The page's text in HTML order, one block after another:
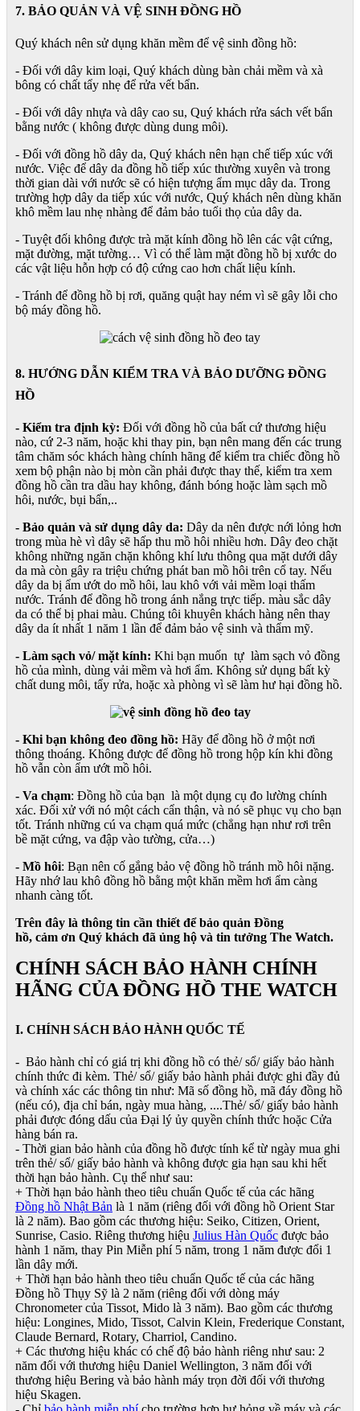
7. BẢO QUẢN VÀ VỆ SINH ĐỒNG HỒ
Quý khách nên sử dụng khăn mềm để vệ sinh đồng hồ:
- Đối với dây kim loại, Quý khách dùng bàn chải mềm và xà
bông có chất tẩy nhẹ để rửa vết bẩn.
- Đối với dây nhựa và dây cao su, Quý khách rửa sách vết bẩn
bằng nước ( không được dùng dung môi).
- Đối với đồng hồ dây da, Quý khách nên hạn chế tiếp xúc với
nước. Việc để dây da đồng hồ tiếp xúc thường xuyên và trong
thời gian dài với nước sẽ có hiện tượng ẩm mục dây da. Trong
trường hợp dây da tiếp xúc với nước, Quý khách nên dùng khăn
khô mềm lau nhẹ nhàng để đảm bảo tuổi thọ của dây da.
- Tuyệt đối không được trà mặt kính đồng hồ lên các vật cứng,
mặt đường, mặt tường… Vì có thể làm mặt đồng hồ bị xước do
các vật liệu hỗn hợp có độ cứng cao hơn chất liệu kính.
- Tránh để đồng hồ bị rơi, quăng quật hay ném vì sẽ gây lỗi cho
bộ máy đồng hồ.
8. HƯỚNG DẪN KIỂM TRA VÀ BẢO DƯỠNG ĐỒNG
HỒ
- Kiểm tra định kỳ: Đối với đồng hồ của bất cứ thương hiệu
nào, cứ 2-3 năm, hoặc khi thay pin, bạn nên mang đến các trung
tâm chăm sóc khách hàng chính hãng để kiểm tra chiếc đồng hồ
xem bộ phận nào bị mòn cần phải được thay thế, kiểm tra xem
đồng hồ cần tra dầu hay không, đánh bóng hoặc làm sạch mồ
hôi, nước, bụi bẩn,..
- Bảo quản và sử dụng dây da: Dây da nên được nới lỏng hơn
trong mùa hè vì dây sẽ hấp thu mồ hôi nhiều hơn. Dây đeo chặt
không những ngăn chặn không khí lưu thông qua mặt dưới dây
da mà còn gây ra triệu chứng phát ban mồ hôi trên cổ tay. Nếu
dây da bị ẩm ướt do mồ hôi, lau khô với vải mềm loại thấm
nước. Tránh để đồng hồ trong ánh nắng trực tiếp. màu sắc dây
da có thể bị phai màu. Chúng tôi khuyên khách hàng nên thay
dây da ít nhất 1 năm 1 lần để đảm bảo vệ sinh và thẩm mỹ.
- Làm sạch vỏ/ mặt kính: Khi bạn muốn tự làm sạch vỏ đồng
hồ của mình, dùng vải mềm và hơi ẩm. Không sử dụng bất kỳ
chất dung môi, tẩy rửa, hoặc xà phòng vì sẽ làm hư hại đồng hồ.
- Khi bạn không đeo đồng hồ: Hãy để đồng hồ ở một nơi
thông thoáng. Không được để đồng hồ trong hộp kín khi đồng
hồ vẫn còn ẩm ướt mồ hôi.
- Va chạm: Đồng hồ của bạn là một dụng cụ đo lường chính
xác. Đối xử với nó một cách cẩn thận, và nó sẽ phục vụ cho bạn
tốt. Tránh những cú va chạm quá mức (chẳng hạn như rơi trên
bề mặt cứng, va đập vào tường, cửa…)
- Mồ hôi: Bạn nên cố gắng bảo vệ đồng hồ tránh mồ hôi nặng.
Hãy nhớ lau khô đồng hồ bằng một khăn mềm hơi ẩm càng
nhanh càng tốt.
Trên đây là thông tin cần thiết để bảo quản Đồng
hồ, cảm ơn Quý khách đã ủng hộ và tin tưởng The Watch.
CHÍNH SÁCH BẢO HÀNH CHÍNH
HÃNG CỦA ĐỒNG HỒ THE WATCH
I. CHÍNH SÁCH BẢO HÀNH QUỐC TẾ
- Bảo hành chỉ có giá trị khi đồng hồ có thẻ/ sổ/ giấy bảo hành
chính thức đi kèm. Thẻ/ sổ/ giấy bảo hành phải được ghi đầy đủ
và chính xác các thông tin như: Mã số đồng hồ, mã đáy đồng hồ
(nếu có), địa chỉ bán, ngày mua hàng, ....Thẻ/ sổ/ giấy bảo hành
phải được đóng dấu của Đại lý ủy quyền chính thức hoặc Cửa
hàng bán ra.
- Thời gian bảo hành của đồng hồ được tính kể từ ngày mua ghi
trên thẻ/ sổ/ giấy bảo hành và không được gia hạn sau khi hết
thời hạn bảo hành. Cụ thể như sau:
+ Thời hạn bảo hành theo tiêu chuẩn Quốc tế của các hãng
Đồng hồ Nhật Bản là 1 năm (riêng đối với đồng hồ Orient Star
là 2 năm). Bao gồm các thương hiệu: Seiko, Citizen, Orient,
Sunrise, Casio. Riêng thương hiệu Julius Hàn Quốc được bảo
hành 1 năm, thay Pin Miễn phí 5 năm, trong 1 năm được đổi 1
lần dây mới.
+ Thời hạn bảo hành theo tiêu chuẩn Quốc tế của các hãng
Đồng hồ Thụy Sỹ là 2 năm (riêng đối với dòng máy
Chronometer của Tissot, Mido là 3 năm). Bao gồm các thương
hiệu: Longines, Mido, Tissot, Calvin Klein, Frederique Constant,
Claude Bernard, Rotary, Charriol, Candino.
+ Các thương hiệu khác có chế độ bảo hành riêng như sau: 2
năm đối với thương hiệu Daniel Wellington, 3 năm đối với
thương hiệu Bering và bảo hành máy trọn đời đối với thương
hiệu Skagen.